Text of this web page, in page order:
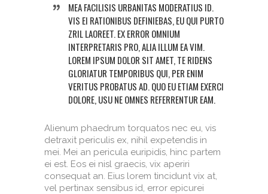
MEA FACILISIS URBANITAS MODERATIUS ID.
VIS EI RATIONIBUS DEFINIEBAS, EU QUI PURTO
ZRIL LAOREET. EX ERROR OMNIUM
INTERPRETARIS PRO, ALIA ILLUM EA VIM.
LOREM IPSUM DOLOR SIT AMET, TE RIDENS
GLORIATUR TEMPORIBUS QUI, PER ENIM
VERITUS PROBATUS AD. QUO EU ETIAM EXERCI
DOLORE, USU NE OMNES REFERRENTUR EAM.
Alienum phaedrum torquatos nec eu, vis
detraxit periculis ex, nihil expetendis in
mei. Mei an pericula euripidis, hinc partem
ei est. Eos ei nisl graecis, vix aperiri
consequat an. Eius lorem tincidunt vix at,
vel pertinax sensibus id, error epicurei